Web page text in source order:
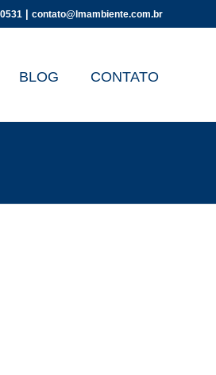
contato@lmambiente.com.br
BLOG CONTATO